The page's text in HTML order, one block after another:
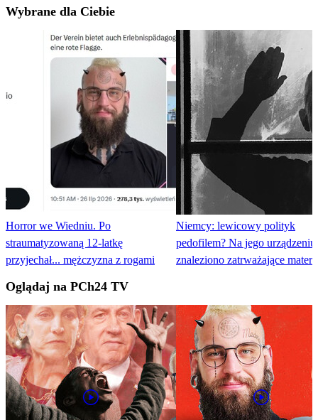
Wybrane dla Ciebie
Horror we Wiedniu. Po
straumatyzowaną 12-latkę
przyjechał... mężczyzna z rogami
Niemcy: lewicowy polityk
pedofilem? Na jego urządzeniu
znaleziono zatrważające
Oglądaj na PCh24 TV